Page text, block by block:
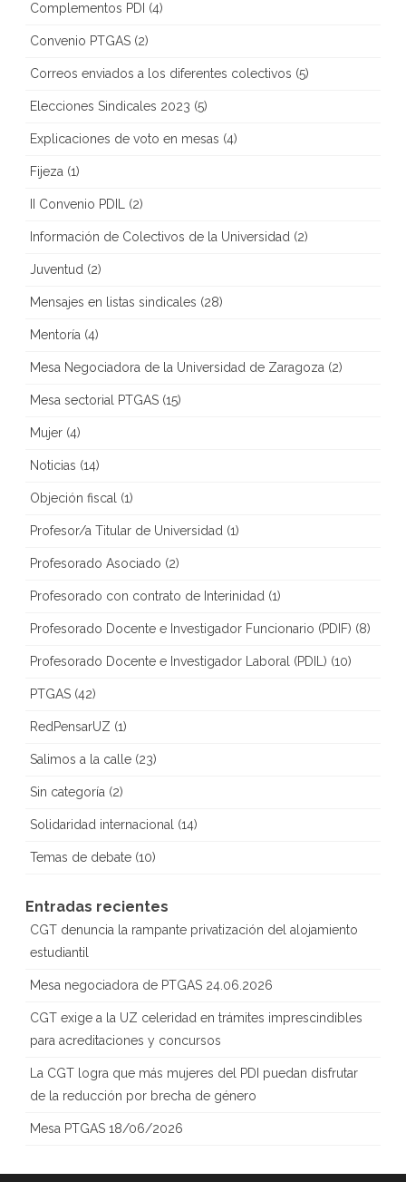
Complementos PDI (4)
Convenio PTGAS (2)
Correos enviados a los diferentes colectivos (5)
Elecciones Sindicales 2023 (5)
Explicaciones de voto en mesas (4)
Fijeza (1)
II Convenio PDIL (2)
Información de Colectivos de la Universidad (2)
Juventud (2)
Mensajes en listas sindicales (28)
Mentoría (4)
Mesa Negociadora de la Universidad de Zaragoza (2)
Mesa sectorial PTGAS (15)
Mujer (4)
Noticias (14)
Objeción fiscal (1)
Profesor/a Titular de Universidad (1)
Profesorado Asociado (2)
Profesorado con contrato de Interinidad (1)
Profesorado Docente e Investigador Funcionario (PDIF) (8)
Profesorado Docente e Investigador Laboral (PDIL) (10)
PTGAS (42)
RedPensarUZ (1)
Salimos a la calle (23)
Sin categoría (2)
Solidaridad internacional (14)
Temas de debate (10)
Entradas recientes
CGT denuncia la rampante privatización del alojamiento
estudiantil
Mesa negociadora de PTGAS 24.06.2026
CGT exige a la UZ celeridad en trámites imprescindibles
para acreditaciones y concursos
La CGT logra que más mujeres del PDI puedan disfrutar
de la reducción por brecha de género
Mesa PTGAS 18/06/2026